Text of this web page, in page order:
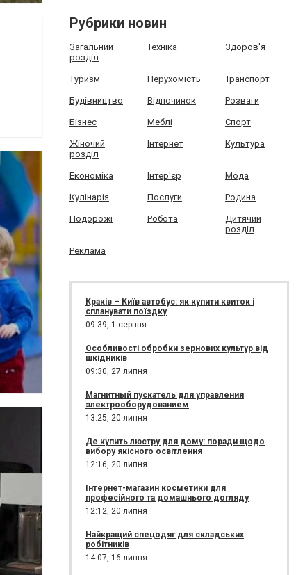
Рубрики новин
Загальний
розділ
Техніка Здоров'я
Туризм Нерухомість Транспорт
Будівництво Відпочинок Розваги
Бізнес Меблі Спорт
Жіночий
розділ
Інтернет Культура
Економіка Інтер'єр Мода
Кулінарія Послуги Родина
Подорожі Робота
Дитячий
розділ
Реклама
Краків – Київ автобус: як купити квиток і
спланувати поїздку
09:39, 1 серпня
Особливості обробки зернових культур від
шкідників
09:30, 27 липня
Магнитный пускатель для управления
электрооборудованием
13:25, 20 липня
Де купить люстру для дому: поради щодо
вибору якісного освітлення
12:16, 20 липня
Інтернет-магазин косметики для
професійного та домашнього догляду
12:12, 20 липня
Найкращий спецодяг для складських
робітників
14:07, 16 липня